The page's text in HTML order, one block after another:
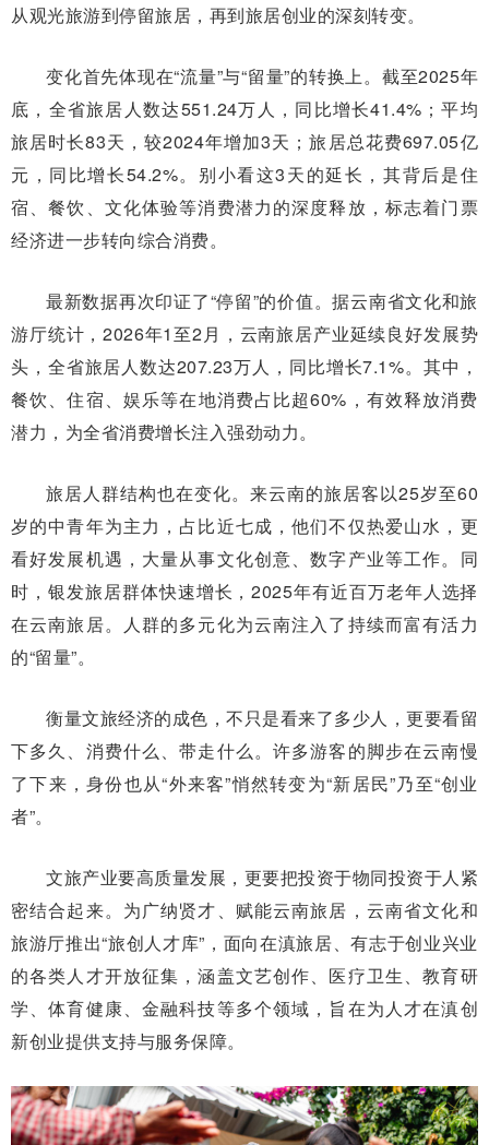
从观光旅游到停留旅居，再到旅居创业的深刻转变。
变化首先体现在“流量”与“留量”的转换上。截至2025年
底，全省旅居人数达551.24万人，同比增长41.4%；平均
旅居时长83天，较2024年增加3天；旅居总花费697.05亿
元，同比增长54.2%。别小看这3天的延长，其背后是住
宿、餐饮、文化体验等消费潜力的深度释放，标志着门票
经济进一步转向综合消费。
最新数据再次印证了“停留”的价值。据云南省文化和旅
游厅统计，2026年1至2月，云南旅居产业延续良好发展势
头，全省旅居人数达207.23万人，同比增长7.1%。其中，
餐饮、住宿、娱乐等在地消费占比超60%，有效释放消费
潜力，为全省消费增长注入强劲动力。
旅居人群结构也在变化。来云南的旅居客以25岁至60
岁的中青年为主力，占比近七成，他们不仅热爱山水，更
看好发展机遇，大量从事文化创意、数字产业等工作。同
时，银发旅居群体快速增长，2025年有近百万老年人选择
在云南旅居。人群的多元化为云南注入了持续而富有活力
的“留量”。
衡量文旅经济的成色，不只是看来了多少人，更要看留
下多久、消费什么、带走什么。许多游客的脚步在云南慢
了下来，身份也从“外来客”悄然转变为“新居民”乃至“创业
者”。
文旅产业要高质量发展，更要把投资于物同投资于人紧
密结合起来。为广纳贤才、赋能云南旅居，云南省文化和
旅游厅推出“旅创人才库”，面向在滇旅居、有志于创业兴业
的各类人才开放征集，涵盖文艺创作、医疗卫生、教育研
学、体育健康、金融科技等多个领域，旨在为人才在滇创
新创业提供支持与服务保障。